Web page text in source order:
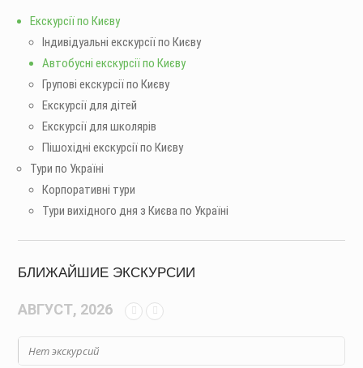
Екскурсії по Києву
Індивідуальні екскурсії по Києву
Автобусні екскурсії по Києву
Групові екскурсії по Києву
Екскурсії для дітей
Екскурсії для школярів
Пішохідні екскурсії по Києву
Тури по Україні
Корпоративні тури
Тури вихідного дня з Києва по Україні
БЛИЖАЙШИЕ ЭКСКУРСИИ
АВГУСТ, 2026
Нет экскурсий